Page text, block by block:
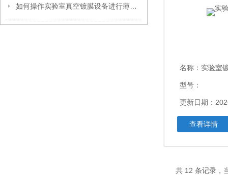
名称： 实验室
型号：
更新日期：
查看详情
共 12 条记录